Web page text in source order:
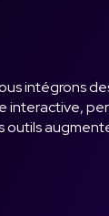
intégrons
interactive,